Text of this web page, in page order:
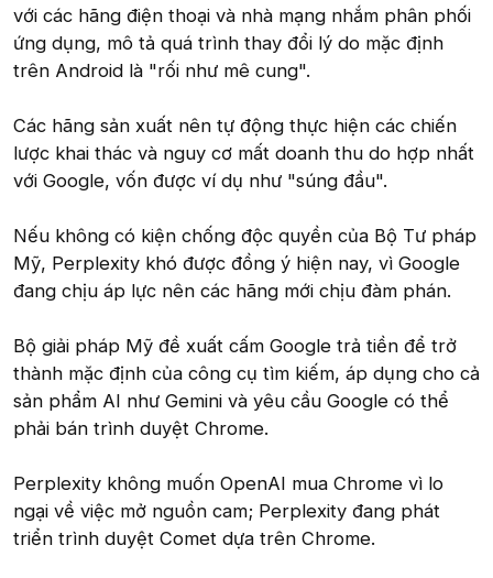
với các hãng điện thoại và nhà mạng nhắm phân phối
ứng dụng, mô tả quá trình thay đổi lý do mặc định
trên Android là "rối như mê cung".
Các hãng sản xuất nên tự động thực hiện các chiến
lược khai thác và nguy cơ mất doanh thu do hợp nhất
với Google, vốn được ví dụ như "súng đầu".
Nếu không có kiện chống độc quyền của Bộ Tư pháp
Mỹ, Perplexity khó được đồng ý hiện nay, vì Google
đang chịu áp lực nên các hãng mới chịu đàm phán.
Bộ giải pháp Mỹ đề xuất cấm Google trả tiền để trở
thành mặc định của công cụ tìm kiếm, áp dụng cho cả
sản phẩm AI như Gemini và yêu cầu Google có thể
phải bán trình duyệt Chrome.
Perplexity không muốn OpenAI mua Chrome vì lo
ngại về việc mở nguồn cam; Perplexity đang phát
triển trình duyệt Comet dựa trên Chrome.